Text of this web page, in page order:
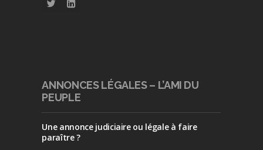
ANNONCES LÉGALES – L’AMI DU
PEUPLE
Une annonce judiciaire ou légale à faire
paraître ?